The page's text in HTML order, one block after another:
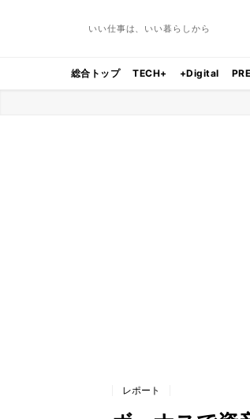
いい仕事は、いい暮らしから
総合トップ TECH+ +Digital
レポート